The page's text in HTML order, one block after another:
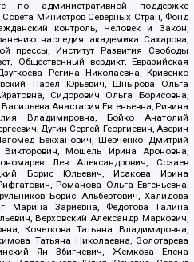
по административной поддержке
Министров Северных Стран, Фонд
контроль, Человек и Закон,
наследия академика Сахарова,
прессы, Институт Развития Свободы
Общественный вердикт, Евразийская
Регина Николаевна, Кривенко
Павел Юрьевич, Шнырова Ольга
Сидорович Ольга Борисовна,
Анастасия Евгеньевна, Ривина
Владимировна, Бойко Анатолий
Дугин Сергей Георгиевич, Аверин
Бекханович, Шевченко Дмитрий
Мошель Ирина Ароновна,
Лев Александрович, Созаев
Борис Юльевич, Исакова Ирина
Романова Ольга Евгеньевна,
Борис Альбертович, Халидова
Марина Зариевна, Федотова Галина
Верховский Александр Маркович,
Кочеткова Татьяна Владимировна,
Татьяна Николаевна, Золотарева
Ян Збигневич, Жемкова Елена